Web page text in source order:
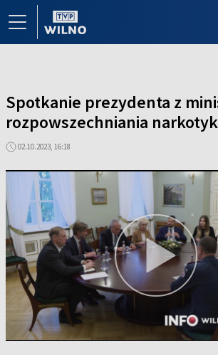
Spotkanie prezydenta z
rozpowszechniania
02.10.2023, 16:18